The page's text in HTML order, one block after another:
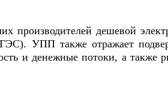
производителей дешевой
УПП также отражает
и денежные потоки, а также